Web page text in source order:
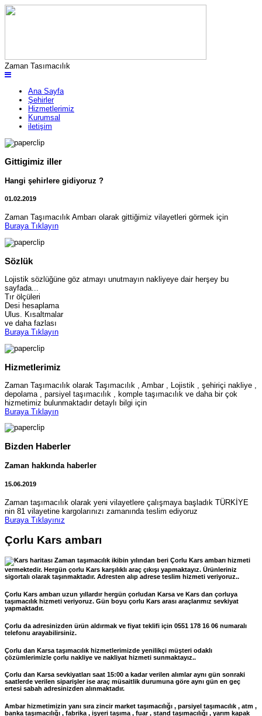
Zaman Tasımacılık
Ana Sayfa
Şehirler
Hizmetlerimiz
Kurumsal
iletişim
Gittigimiz iller
Hangi şehirlere gidiyoruz ?
01.02.2019
Zaman Taşımacılık Ambarı olarak gittiğimiz vilayetleri görmek için
Buraya Tıklayın
Sözlük
Lojistik sözlüğüne göz atmayı unutmayın nakliyeye dair herşey bu
sayfada...
Tır ölçüleri
Desi hesaplama
Ulus. Kısaltmalar
ve daha fazlası
Buraya Tıklayın
Hizmetlerimiz
Zaman Taşımacılık olarak Taşımacılık , Ambar , Lojistik , şehiriçi nakliye ,
depolama , parsiyel taşımacılık , komple taşımacılık ve daha bir çok
hizmetimiz bulunmaktadır detaylı bilgi için
Buraya Tıklayın
Bizden Haberler
Zaman hakkında haberler
15.06.2019
Zaman taşımacılık olarak yeni vilayetlere çalışmaya başladık TÜRKİYE
nin 81 vilayetine kargolarınızı zamanında teslim ediyoruz
Buraya Tıklayınız
Çorlu Kars ambarı
Zaman taşımacılık ikibin yılından beri Çorlu Kars ambarı hizmeti
vermektedir. Hergün çorlu Kars karşılıklı araç çıkışı yapmaktayız. Ürünleriniz
sigortalı olarak taşınmaktadır. Adresten alıp adrese teslim hizmeti veriyoruz..
Çorlu Kars ambarı uzun yıllardır hergün çorludan Karsa ve Kars dan çorluya
taşımacılık hizmeti veriyoruz. Gün boyu çorlu Kars arası araçlarımız sevkiyat
yapmaktadır.
Çorlu da adresinizden ürün aldırmak ve fiyat teklifi için 0551 178 16 06 numaralı
telefonu arayabilirsiniz.
Çorlu dan Karsa taşımacılık hizmetlerimizde yenilikçi müşteri odaklı
çözümlerimizle çorlu nakliye ve nakliyat hizmeti sunmaktayız..
Çorlu dan Karsa sevkiyatları saat 15:00 a kadar verilen alımlar aynı gün sonraki
saatlerde verilen siparişler ise araç müsaitlik durumuna göre aynı gün en geç
ertesi sabah adresinizden alınmaktadır.
Ambar hizmetimizin yanı sıra zincir market taşımacılığı , parsiyel taşımacılık , atm ,
banka taşımacılığı , fabrika , işyeri taşıma , fuar , stand taşımacılığı , yarım kapak